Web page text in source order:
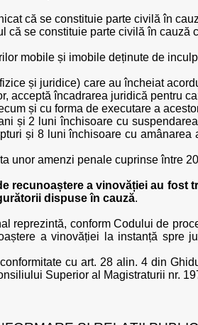
că se constituie parte civilă în
se constituie parte civilă în cauză
mobile și imobile deținute de
și juridice) care au încheiat
acceptă încadrarea juridică pentru
și cu forma de executare a
și 2 luni închisoare cu
și 8 luni închisoare cu
unor amenzi penale cuprinse între
recunoaștere a vinovăției au fost
dispuse în cauză.
reprezintă, conform Codului de
a vinovăției la instanță spre
cu art. 28 alin. 4 din
Superior al Magistraturii nr.